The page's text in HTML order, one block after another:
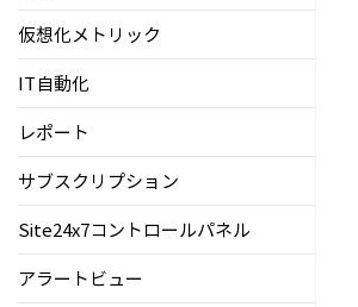
仮想化メトリック
IT自動化
レポート
サブスクリプション
Site24x7コントロールパネル
アラートビュー